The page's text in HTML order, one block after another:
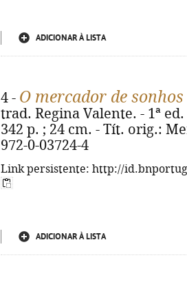
ADICIONAR À LISTA
4 - O mercador de sonhos
trad. Regina Valente. - 1ª
342 p. ; 24 cm. - Tít. orig.:
972-0-03724-4
Link persistente: http://
ADICIONAR À LISTA